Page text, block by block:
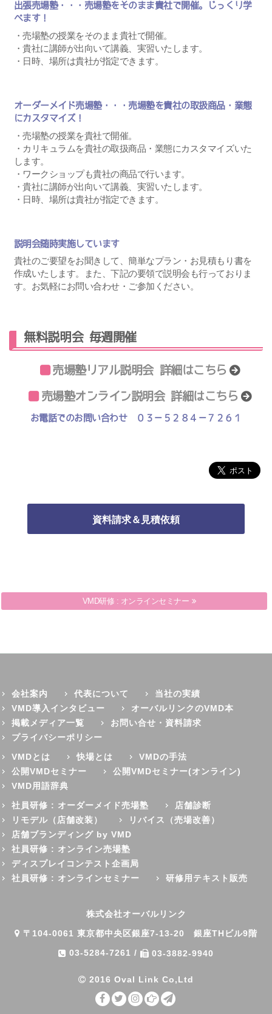
出張売場塾・・・売場塾をそのまま貴社で開催。じっくり学
べます！
・売場塾の授業をそのまま貴社で開催。
・貴社に講師が出向いて講義、実習いたします。
・日時、場所は貴社が指定できます。
オーダーメイド売場塾・・・売場塾を貴社の取扱商品・業態
にカスタマイズ！
・売場塾の授業を貴社で開催。
・カリキュラムを貴社の取扱商品・業態にカスタマイズいた
します。
・ワークショップも貴社の商品で行います。
・貴社に講師が出向いて講義、実習いたします。
・日時、場所は貴社が指定できます。
説明会随時実施しています
貴社のご要望をお聞きして、簡単なプラン・お見積もり書を
作成いたします。また、下記の要領で説明会も行っておりま
す。お気軽にお問い合わせ・ご参加ください。
無料説明会 毎週開催
売場塾リアル説明会 詳細はこちら
売場塾オンライン説明会 詳細はこちら
お電話でのお問い合わせ ０３－５２８４－７２６１
VMD研修 : オーダーメイド売場塾
VMD研修 : オンラインセミナー
会社案内 代表について
当社の実績
VMD導入インタビュー
オーバルリンクのVMD本
掲載メディア一覧
お問い合せ・資料請求
プライバシーポリシー
VMDとは
快場とは
VMDの手法
公開VMDセミナー
公開VMDセミナー(オンライン)
VMD用語辞典
社員研修 : オーダーメイド売場塾
店舗診断
リモデル（店舗改装）
リバイス（売場改善）
店舗ブランディング by VMD
社員研修 : オンライン売場塾
ディスプレイコンテスト企画局
社員研修 : オンラインセミナー
研修用テキスト販売
株式会社オーバルリンク
〒104-0061 東京都中央区銀座7-13-20 銀座THビル9階
03-5284-7261 / 03-3882-9940
2016 Oval Link Co,Ltd